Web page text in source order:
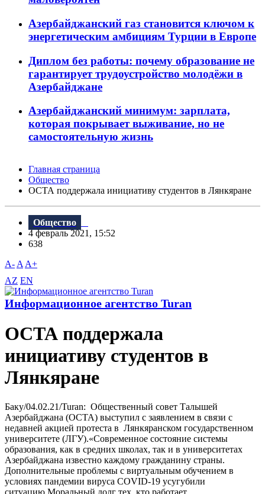
Азербайджанский газ становится ключом к
энергетическим амбициям Турции в Европе
Диплом без работы: почему образование не
гарантирует трудоустройство молодёжи в
Азербайджане
Азербайджанский минимум: зарплата,
которая покрывает выживание, но не
самостоятельную жизнь
Главная страница
Общество
ОСТА поддержала инициативу студентов в Лянкяране
Общество
4 февраль 2021, 15:52
638
A- A A+
AZ EN
Информационное агентство Turan
ОСТА поддержала
инициативу студентов в
Лянкяране
Баку/04.02.21/Turan: Общественный совет Талышей
Азербайджана (ОСТА) выступил с заявлением в связи с
недавней акцией протеста в Лянкяранском государственном
университете (ЛГУ).«Современное состояние системы
образования, как в средних школах, так и в университетах
Азербайджана известно каждому гражданину страны.
Дополнительные проблемы с виртуальным обучением в
условиях пандемии вируса COVID-19 усугубили
ситуацию.Моральный долг тех, кто работает...